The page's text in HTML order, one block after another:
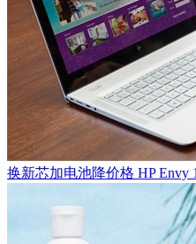
换新芯加电池降价格 HP Envy